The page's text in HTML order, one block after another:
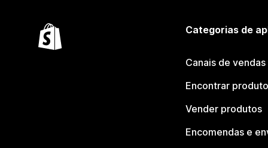
Categorias de
Canais de vendas
Encontrar
Vender produtos
Encomendas e